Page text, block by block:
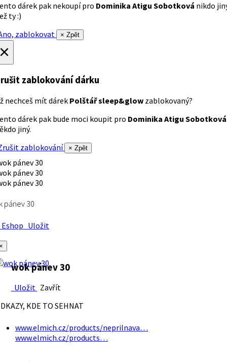
dárek pak nekoupí pro Dominika Atigu Sobotková nikdo
ty :)
zablokovat
× Zpět
zablokování dárku
nechceš mít dárek Polštář sleep&glow zablokovaný?
dárek pak bude moci koupit pro Dominika Atigu Sobotková
jiný.
zablokování
× Zpět
pánev 30
Uložit
wok pánev 30
Uložit Zavřít
KDE TO SEHNAT
www.elmich.cz/products/neprilnava…
www.elmich.cz/products…